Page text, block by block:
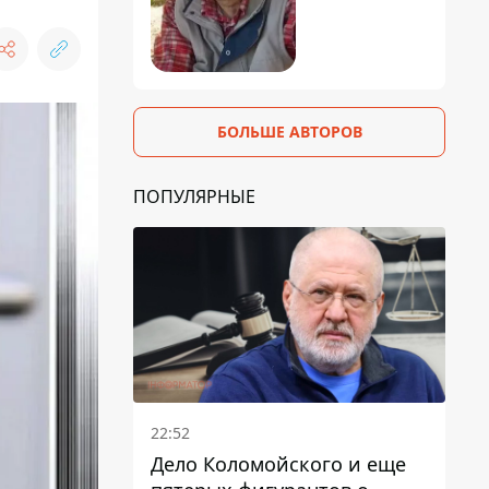
БОЛЬШЕ АВТОРОВ
ПОПУЛЯРНЫЕ
22:52
Дело Коломойского и еще